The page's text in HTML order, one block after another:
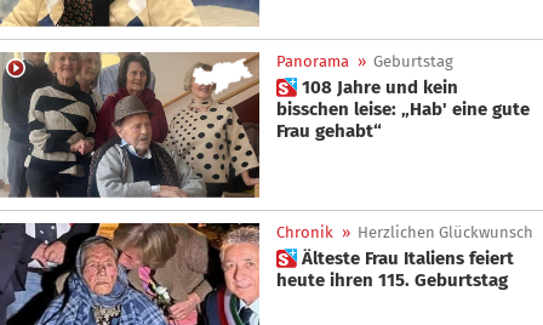
Panorama » Geburtstag
 108 Jahre und kein
bisschen leise: „Hab' eine gute
Frau gehabt“
Chronik » Herzlichen Glückwunsch
 Älteste Frau Italiens feiert
heute ihren 115. Geburtstag